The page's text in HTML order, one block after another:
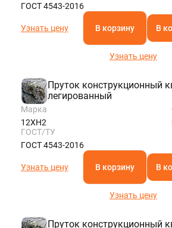
ГОСТ 4543-2016
Узнать цену В корзину В
Узнать цену
Пруток конструкционный
легированный
Марка
12ХН2
ГОСТ/ТУ
ГОСТ 4543-2016
Узнать цену В корзину В
Узнать цену
Пруток конструкционный